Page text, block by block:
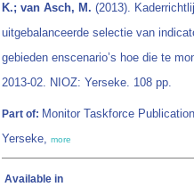
K.; van Asch, M. (2013).
uitgebalanceerde selectie van
gebieden enscenario’s hoe die te
2013-02. NIOZ: Yerseke. 108 pp.
Part of: Monitor Taskforce
Yerseke, more
Available in